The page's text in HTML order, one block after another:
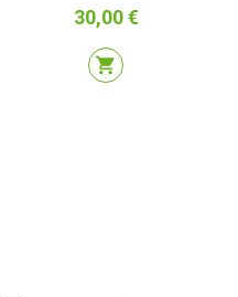
Preço
30,00 €
shopping_cart